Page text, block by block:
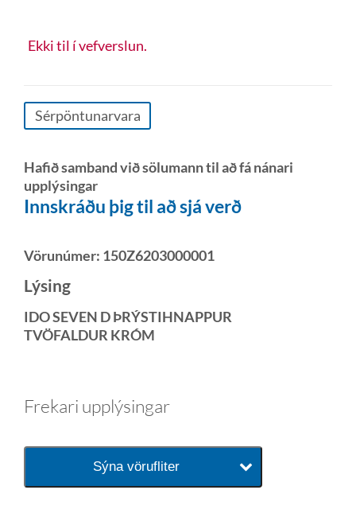
Ekki til í vefverslun.
Sérpöntunarvara
Hafið samband við sölumann til að fá nánari
upplýsingar
Innskráðu þig til að sjá verð
Vörunúmer: 150Z6203000001
Lýsing
IDO SEVEN D ÞRÝSTIHNAPPUR
TVÖFALDUR KRÓM
Frekari upplýsingar
Sýna vörufliter